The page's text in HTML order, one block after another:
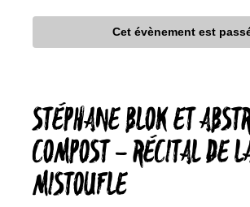
Cet évènement est
STÉPHANE BLOK ET
COMPOST – RÉCITAL DE
MISTOUFLE